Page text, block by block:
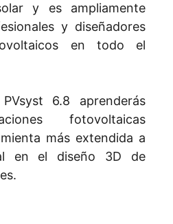
y es ampliamente
y diseñadores
en todo el
6.8 aprenderás
fotovoltaicas
más extendida a
en el diseño 3D de